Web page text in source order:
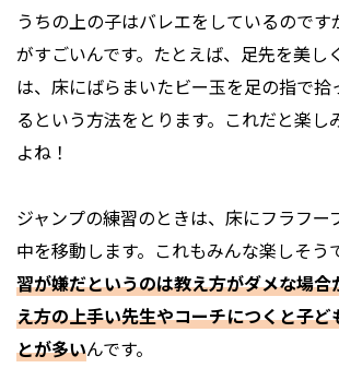
うちの上の子はバレエをしているので
がすごいんです。たとえば、足先を美し
は、床にばらまいたビー玉を足の指で拾
るという方法をとります。これだと楽し
よね！
ジャンプの練習のときは、床にフラフー
中を移動します。これもみんな楽しそう
習が嫌だというのは教え方がダメな場合
え方の上手い先生やコーチにつくと子ど
とが多いんです。